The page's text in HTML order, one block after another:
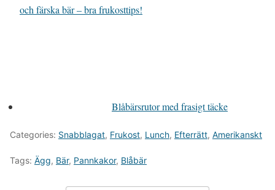
och färska bär – bra frukosttips!
Blåbärsrutor med frasigt täcke
Categories: Snabblagat, Frukost, Lunch, Efterrätt, Amerikanskt
Tags: Ägg, Bär, Pannkakor, Blåbär